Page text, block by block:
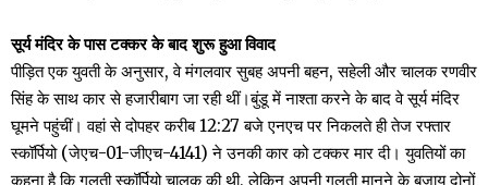
सूर्य मंदिर के पास टक्कर के बाद शुरू हुआ विवाद
पीड़ित एक युवती के अनुसार, वे मंगलवार सुबह अपनी बहन, सहेली और चालक रणवीर
सिंह के साथ कार से हजारीबाग जा रही थीं।बुंडू में नाश्ता करने के बाद वे सूर्य मंदिर
घूमने पहुंचीं। वहां से दोपहर करीब 12:27 बजे एनएच पर निकलते ही तेज रफ्तार
स्कॉर्पियो (जेएच-01-जीएच-4141) ने उनकी कार को टक्कर मार दी। युवतियों का
कहना है कि गलती स्कॉर्पियो चालक की थी, लेकिन अपनी गलती मानने के बजाय दोनों